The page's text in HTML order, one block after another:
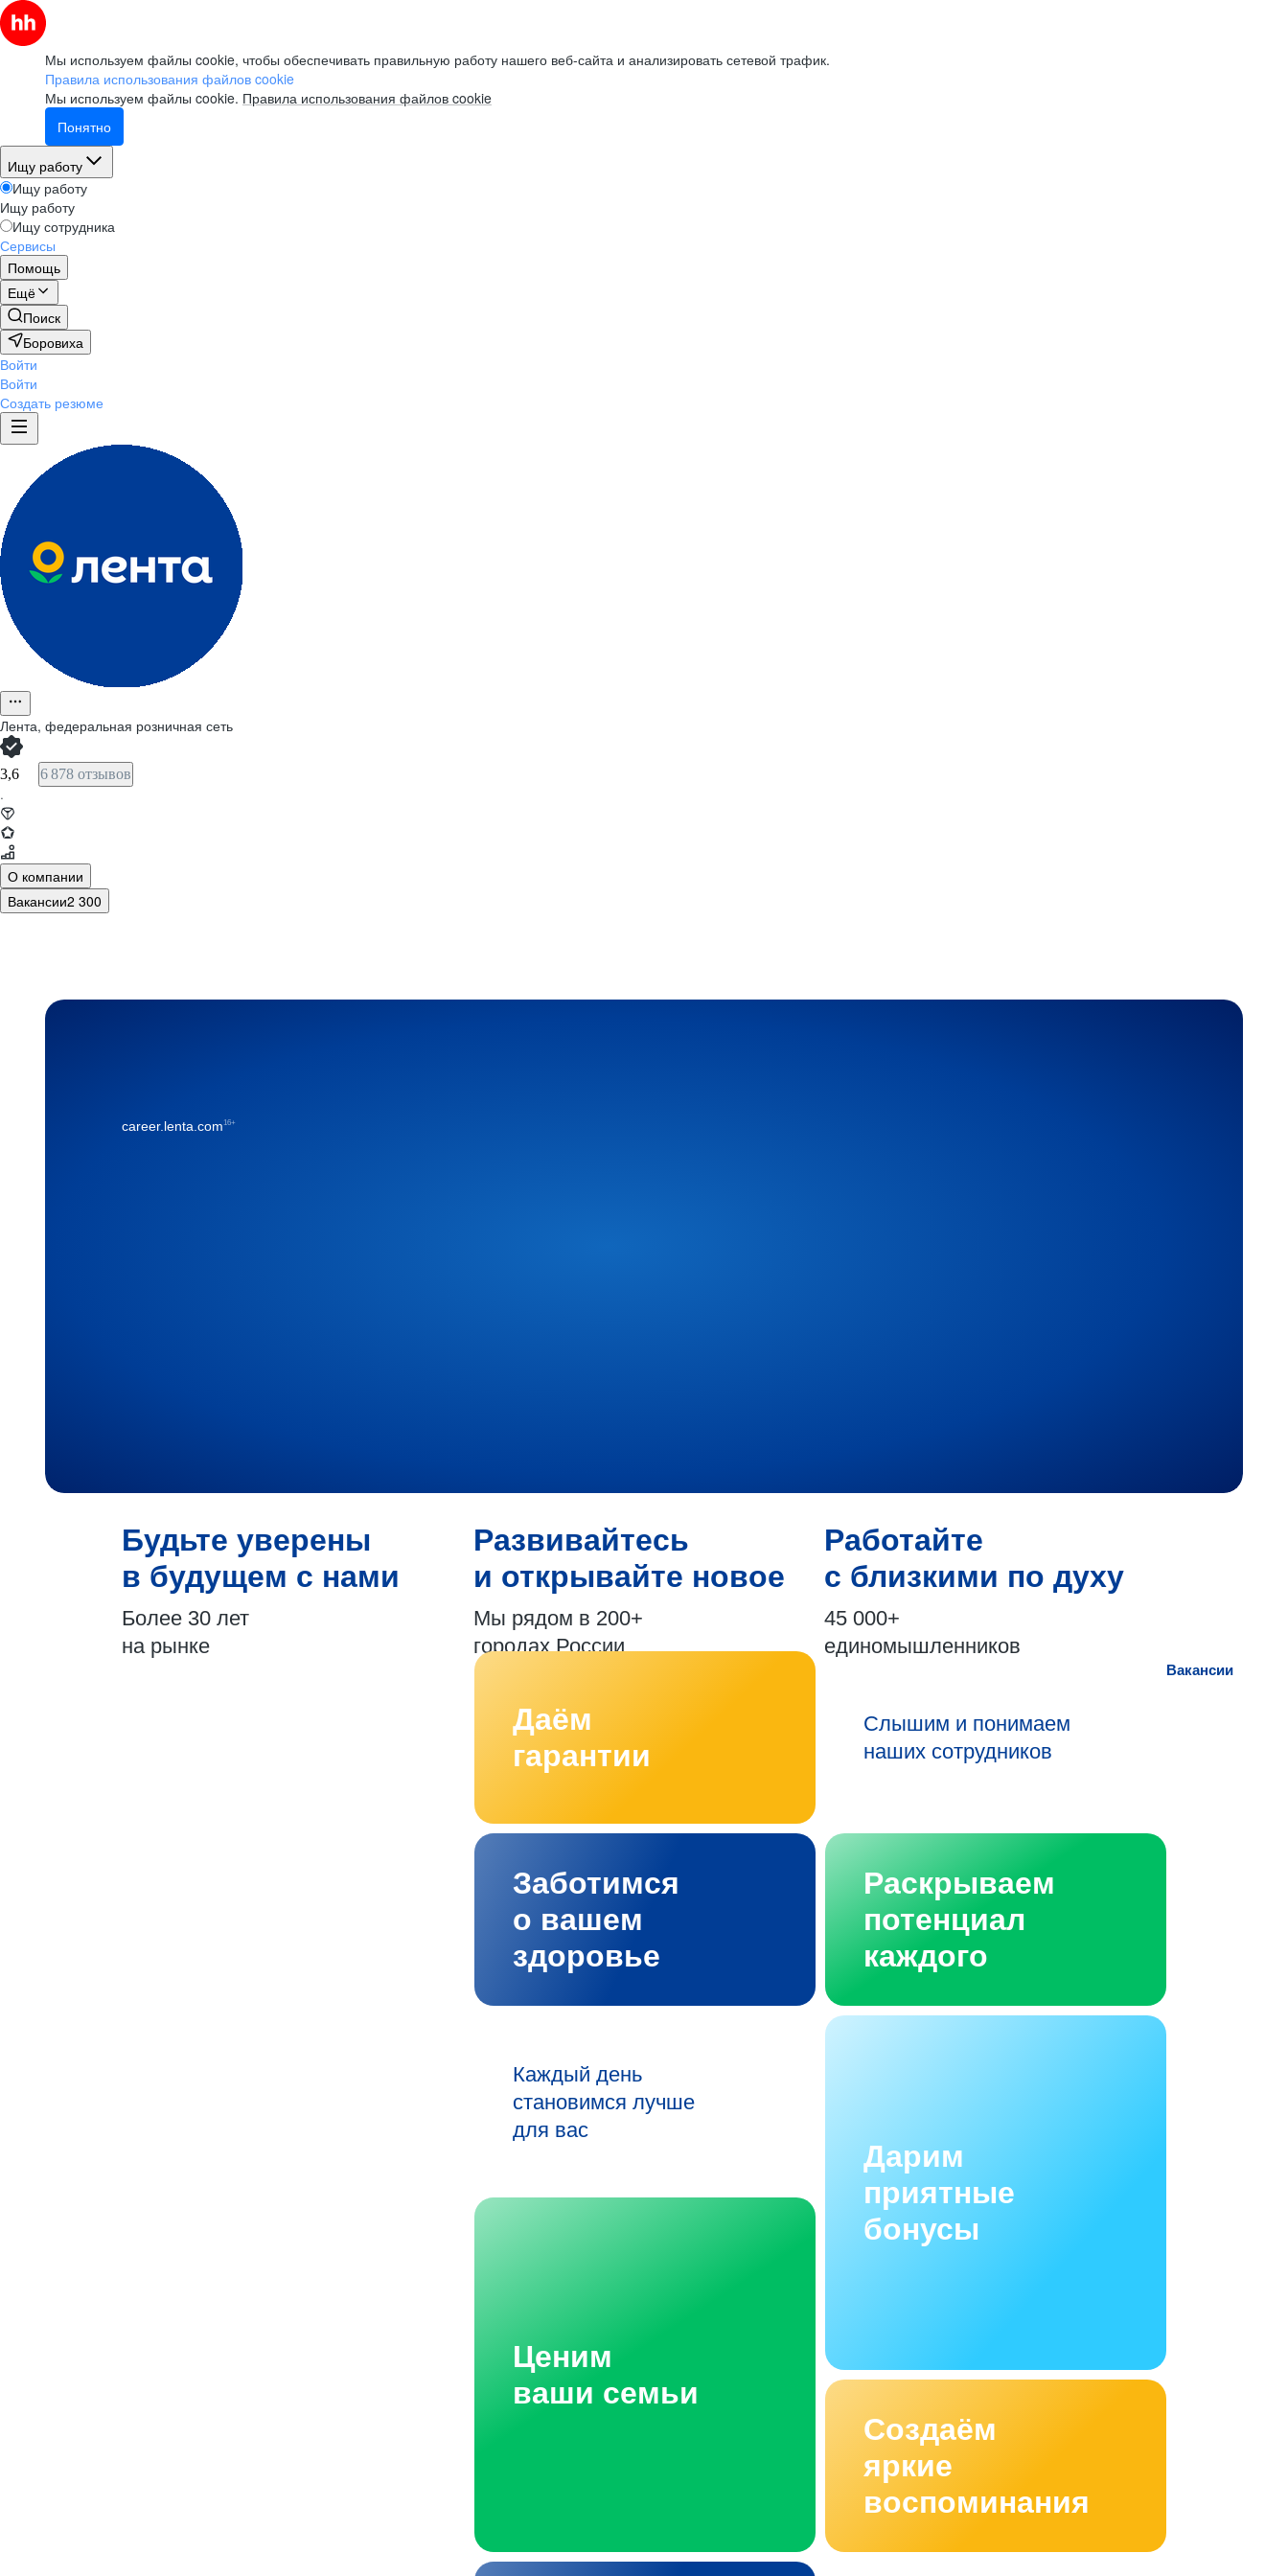
Мы используем файлы cookie, чтобы обеспечивать правильную работу нашего веб-сайта и анализировать сетевой трафик.
Правила использования файлов cookie
Мы используем файлы cookie. Правила использования файлов cookie
Понятно
Ищу работу
Ищу работу
Ищу работу
Ищу сотрудника
Сервисы
Помощь
Ещё
Поиск
Боровиха
Войти
Войти
Создать резюме
Лента, федеральная розничная сеть
3,6 6 878 отзывов
·
О компании
Вакансии2 300
career.lenta.com16+
Будьте уверены
в будущем с нами
Более 30 лет
на рынке
Развивайтесь
и открывайте новое
Мы рядом в 200+
городах России
Работайте
с близкими по духу
45 000+
единомышленников
Вакансии
Даём
гарантии
Слышим и понимаем
наших сотрудников
Заботимся
о вашем
здоровье
Раскрываем
потенциал
каждого
Каждый день
становимся лучше
для вас
Дарим
приятные
бонусы
Ценим
ваши семьи
Создаём
яркие
воспоминания